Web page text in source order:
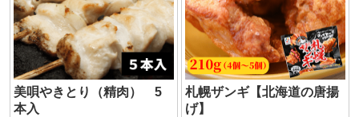
美唄やきとり（精肉） 5
本入
札幌ザンギ【北海道の唐揚
げ】